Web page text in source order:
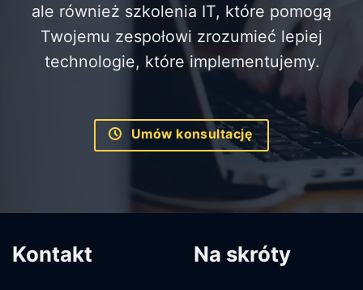
ale również szkolenia IT, które pomogą
Twojemu zespołowi zrozumieć lepiej
technologie, które implementujemy.
Umów konsultację
Kontakt Na skróty